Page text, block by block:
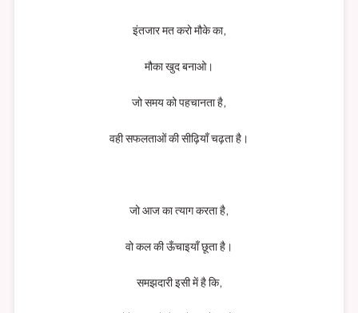
इंतजार मत करो मौके का,
मौका खुद बनाओ।
जो समय को पहचानता है,
वही सफलताओं की सीढ़ियाँ चढ़ता है।
जो आज का त्याग करता है,
वो कल की ऊँचाइयाँ छूता है।
समझदारी इसी में है कि,